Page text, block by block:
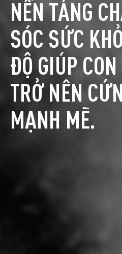
NỀN TẢNG
SÓC SỨC
ĐỘ GIÚP
TRỞ NÊN
MẠNH MẼ.